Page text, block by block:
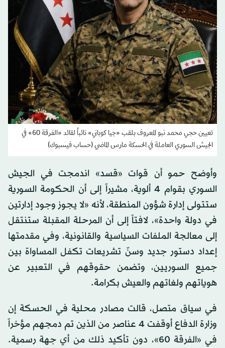
تعيين حجي محمد نبو المعروف بلقب «جيا كوباني» نائباً لقائد «الفرقة 60» في
الجيش السوري العاملة في الحسكة مارس الماضي (حساب فيسبوك)
وأوضح حمو أن قوات «قسد» اندمجت في الجيش
السوري بقوام 4 ألوية، مشيراً إلى أن الحكومة السورية
ستتولى إدارة شؤون المنطقة، لأنه «لا يجوز وجود إدارتين
في دولة واحدة»، لافتاً إلى أن المرحلة المقبلة ستنتقل
إلى معالجة الملفات السياسية والقانونية، وفي مقدمتها
إعداد دستور جديد وسنّ تشريعات تكفل المساواة بين
جميع السوريين، وتضمن حقوقهم في التعبير عن
هوياتهم ولغاتهم والعيش بكرامة.
في سياق متصل، قالت مصادر محلية في الحسكة إن
وزارة الدفاع أوقفت 4 عناصر من الذين تم دمجهم مؤخراً
في «الفرقة 60»، دون تأكيد ذلك من أي جهة رسمية.